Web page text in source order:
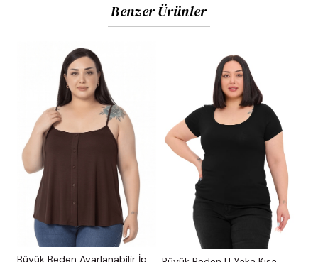
Benzer Ürünler
Büyük Beden Ayarlanabilir İp